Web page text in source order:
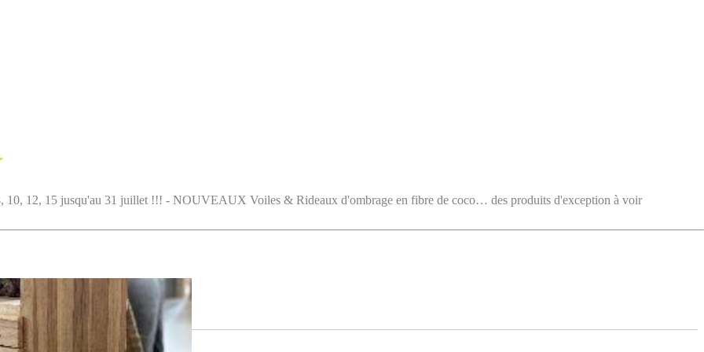
12, 15 jusqu'au 31 juillet !!! - NOUVEAUX Voiles & Rideaux d'ombrage en fibre de coco… des produits d'exception à voir